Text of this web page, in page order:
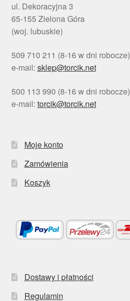
ul. Dekoracyjna 3
65-155 Zielona Góra
(woj. lubuskie)
509 710 211 (8-16 w dni robocze)
e-mail: sklep@torcik.net
500 113 990 (8-16 w dni robocze)
e-mail: torcik@torcik.net
Moje konto
Zamówienia
Koszyk
Dostawy i płatności
Regulamin